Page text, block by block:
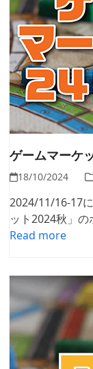
ゲームマーケ
18/10/2024
2024/11/16-17
ット2024秋」の
Read more